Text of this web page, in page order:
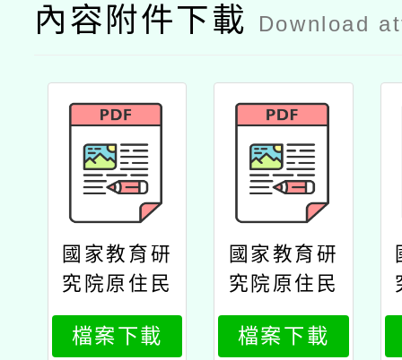
內容附件下載 Download
國家教育研
究院原住民
族教育研究
中心辦理11
檔案下載
國家教育研
究院原住民
族教育研究
中心辦理11
檔案下載